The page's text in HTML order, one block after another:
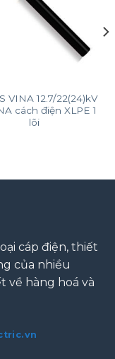
VINA 12.7/22(24)kV
cách điện XLPE 1
lõi
cáp điện, thiết
của nhiều
về hàng hoá và